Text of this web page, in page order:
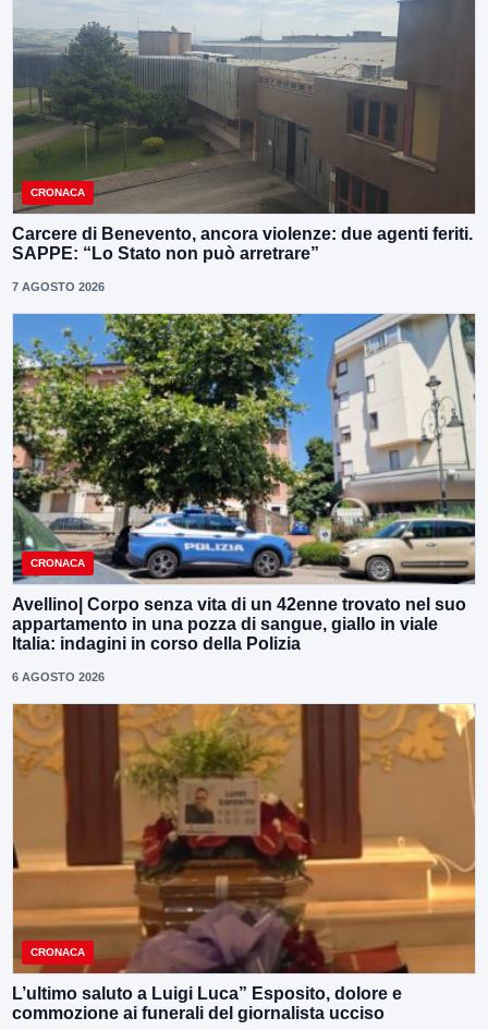
CRONACA
Carcere di Benevento, ancora violenze: due agenti feriti.
SAPPE: “Lo Stato non può arretrare”
7 AGOSTO 2026
CRONACA
Avellino| Corpo senza vita di un 42enne trovato nel suo
appartamento in una pozza di sangue, giallo in viale
Italia: indagini in corso della Polizia
6 AGOSTO 2026
CRONACA
L’ultimo saluto a Luigi Luca” Esposito, dolore e
commozione ai funerali del giornalista ucciso